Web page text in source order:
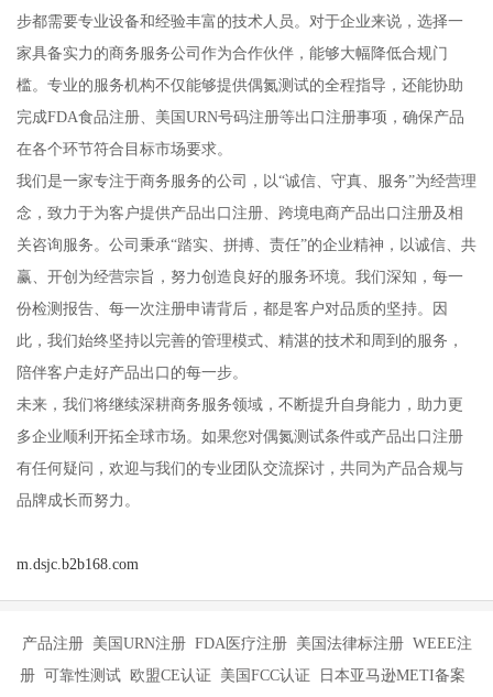
步都需要专业设备和经验丰富的技术人员。对于企业来说，选择一
家具备实力的商务服务公司作为合作伙伴，能够大幅降低合规门
槛。专业的服务机构不仅能够提供偶氮测试的全程指导，还能协助
完成FDA食品注册、美国URN号码注册等出口注册事项，确保产品
在各个环节符合目标市场要求。
我们是一家专注于商务服务的公司，以“诚信、守真、服务”为经营理
念，致力于为客户提供产品出口注册、跨境电商产品出口注册及相
关咨询服务。公司秉承“踏实、拼搏、责任”的企业精神，以诚信、共
赢、开创为经营宗旨，努力创造良好的服务环境。我们深知，每一
份检测报告、每一次注册申请背后，都是客户对品质的坚持。因
此，我们始终坚持以完善的管理模式、精湛的技术和周到的服务，
陪伴客户走好产品出口的每一步。
未来，我们将继续深耕商务服务领域，不断提升自身能力，助力更
多企业顺利开拓全球市场。如果您对偶氮测试条件或产品出口注册
有任何疑问，欢迎与我们的专业团队交流探讨，共同为产品合规与
品牌成长而努力。
m.dsjc.b2b168.com
产品注册 美国URN注册 FDA医疗注册 美国法律标注册 WEEE注
册 可靠性测试 欧盟CE认证 美国FCC认证 日本亚马逊METI备案